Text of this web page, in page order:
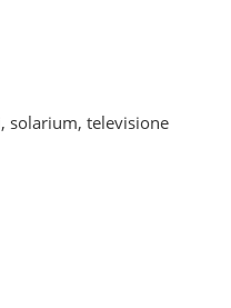
solarium, televisione